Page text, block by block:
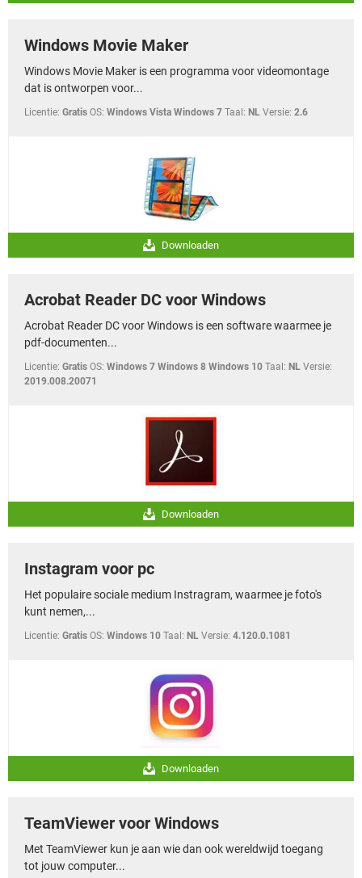
Windows Movie Maker
Windows Movie Maker is een programma voor videomontage
dat is ontworpen voor...
Licentie: Gratis OS: Windows Vista Windows 7 Taal: NL Versie: 2.6
Downloaden
Acrobat Reader DC voor Windows
Acrobat Reader DC voor Windows is een software waarmee je
pdf-documenten...
Licentie: Gratis OS: Windows 7 Windows 8 Windows 10 Taal: NL Versie:
2019.008.20071
Downloaden
Instagram voor pc
Het populaire sociale medium Instragram, waarmee je foto's
kunt nemen,...
Licentie: Gratis OS: Windows 10 Taal: NL Versie: 4.120.0.1081
Downloaden
TeamViewer voor Windows
Met TeamViewer kun je aan wie dan ook wereldwijd toegang
tot jouw computer...